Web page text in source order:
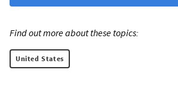
Find out more about these topics:
United States